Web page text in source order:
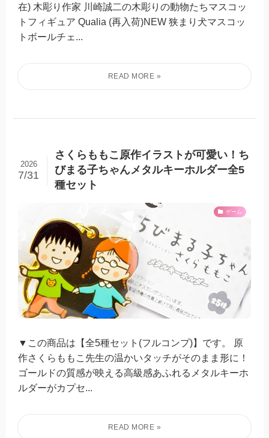
在) 木彫り作家 川崎誠二の木彫りの動物たちマスコッ
トフィギュア Qualia (再入荷)NEW 狭まり犬マスコッ
トボールチェ...
さくらももこ原作イラストが可愛い！ち
びまる子ちゃんメタルキーホルダー全5
種セット
2026
7/31
ゲーム
▼この商品は【全5種セット(フルコンプ)】です。 原
作さくらももこ先生の温かいタッチがそのまま形に！
ゴールドの質感が映える高級感あふれるメタルキーホ
ルダーがカプセ...